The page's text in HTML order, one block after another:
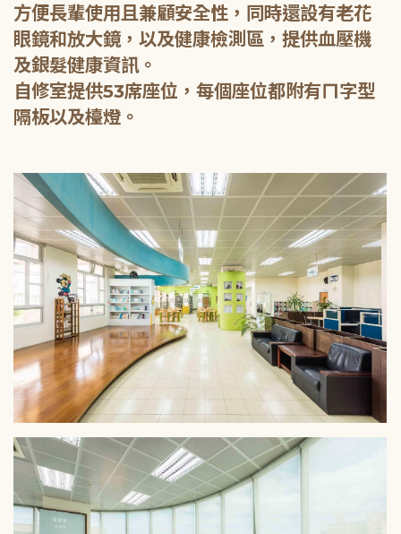
方便長輩使用且兼顧安全性，同時還設有老花
眼鏡和放大鏡，以及健康檢測區，提供血壓機
及銀髮健康資訊。
自修室提供53席座位，每個座位都附有ㄇ字型